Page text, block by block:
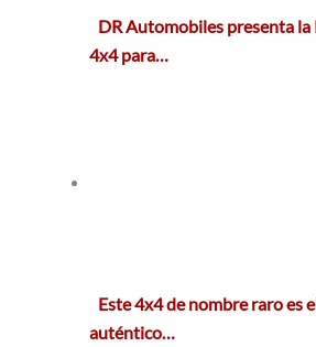
DR Automobiles presenta la
4x4 para…
Este 4x4 de nombre raro es
auténtico…